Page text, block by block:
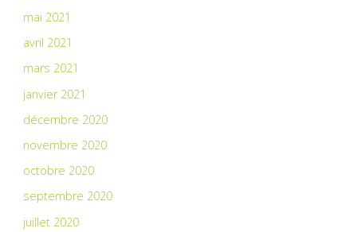
mai 2021
avril 2021
mars 2021
janvier 2021
décembre 2020
novembre 2020
octobre 2020
septembre 2020
juillet 2020